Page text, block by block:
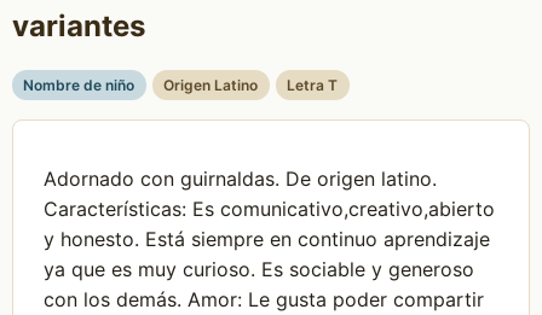
variantes
Nombre de niño Origen Latino Letra T
Adornado con guirnaldas. De origen latino.
Características: Es comunicativo,creativo,abierto
y honesto. Está siempre en continuo aprendizaje
ya que es muy curioso. Es sociable y generoso
con los demás. Amor: Le gusta poder compartir